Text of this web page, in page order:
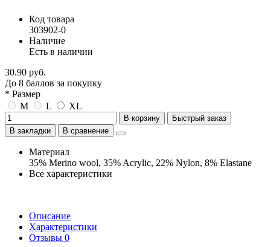
Код товара
303902-0
Наличие
Есть в наличии
30.90 руб.
До 8 баллов за покупку
* Размер
M
L XL
В корзину
Быстрый заказ
В закладки
В сравнение
Материал
35% Merino wool, 35% Acrylic, 22% Nylon, 8% Elastane
Все характеристики
Описание
Характеристики
Отзывы 0